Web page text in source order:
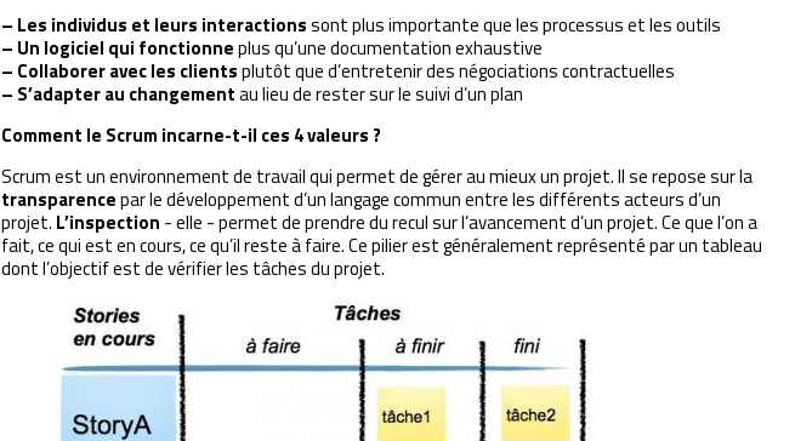
– Les individus et leurs interactionssont plus importante que les processus et les outils
– Un logiciel qui fonctionneplus qu’une documentation exhaustive
– Collaborer avec les clientsplutôt que d’entretenir des négociations contractuelles
– S’adapter au changementau lieu de rester sur le suivi d’un plan
Comment le Scrum incarne-t-il ces 4 valeurs ?
Scrum est un environnement de travail qui permet de gérer au mieux un projet. Il se repose sur la
transparencepar le développement d’un langage commun entre les différents acteurs d’un
projet. L’inspection - elle - permet de prendre du recul sur l’avancement d’un projet. Ce que l’on a
fait, ce qui est en cours, ce qu’il reste à faire. Ce pilier est généralement représenté par un tableau
dont l’objectif est de vérifier les tâches du projet.